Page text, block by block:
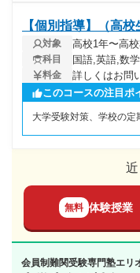
【個別指導】（高校
対象 高校1年〜高
科目 国語,英語,数
料金
詳しくはお問
このコースの注目ポ
大学受験対策、学校の
無料 体験授業
会員制難関受験専門塾エリ